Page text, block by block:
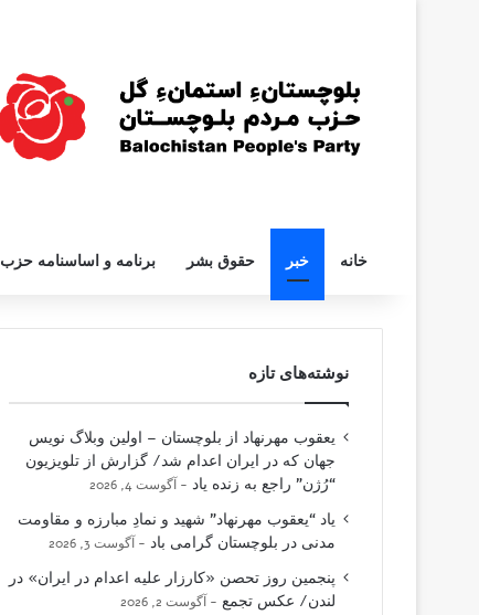
خانه خبر حقوق بشر برنامه و اساسنامه حزب
نوشته‌های تازه
یعقوب مهرنهاد از بلوچستان – اولین وبلاگ نویس
جهان که در ایران اعدام شد/ گزارش از تلویزیون
“رُژن” راجع به زنده یاد
آگوست 4, 2026
یاد “یعقوب مهرنهاد” شهید و نمادِ مبارزه و مقاومت
مدنی در بلوچستان گرامی باد
آگوست 3, 2026
پنجمین روز تحصن «کارزار علیه اعدام در ایران» در
لندن/ عکس تجمع
آگوست 2, 2026